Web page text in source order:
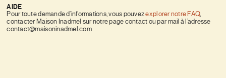
AIDE
Pour toute demande d’informations, vous pouvezexplorer notre FAQ,
contacter Maison Inadmel sur notre page contact ou par mail à l’adresse
contact@maisoninadmel.com